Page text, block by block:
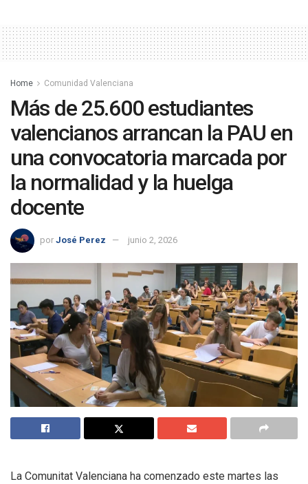
Home Comunidad Valenciana
Más de 25.600 estudiantes
valencianos arrancan la PAU en
una convocatoria marcada por
la normalidad y la huelga
docente
por José Perez junio 2, 2026
La Comunitat Valenciana ha comenzado este martes las